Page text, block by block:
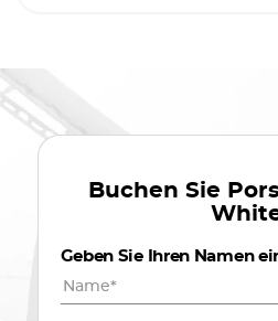
Buchen Sie
Geben Sie Ihren Namen